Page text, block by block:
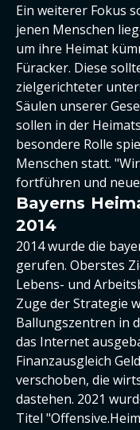
Ein weiterer Fokus
jenen Menschen
um ihre Heimat
Füracker. Diese
zielgerichteter
Säulen unserer
sollen in der
besondere Rolle
Menschen statt.
fortführen und
Bayerns
2014
2014 wurde die
gerufen. Oberstes
Lebens- und
Zuge der Strategie
Ballungszentren in
das Internet
Finanzausgleich
verschoben, die
dastehen. 2021
Titel